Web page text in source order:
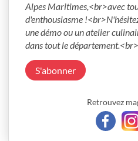
Alpes Maritimes,<br>avec
d'enthousiasme
une démo ou un atelier
dans tout le
S'abonner
Retrouvez